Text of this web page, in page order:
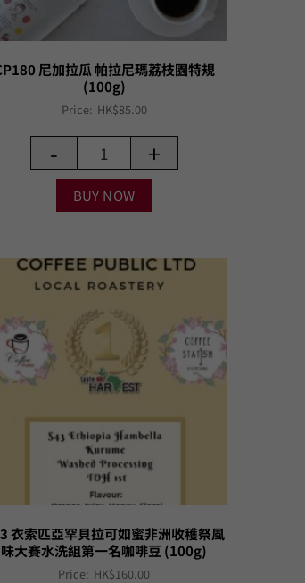
尼加拉瓜 帕拉尼瑪荔枝園特規
(100g)
Price: HK$85.00
- +
BUY NOW
衣索匹亞罕貝拉可如蜜非洲收穫祭風
味大賽水洗組第一名咖啡豆 (100g)
Price: HK$160.00